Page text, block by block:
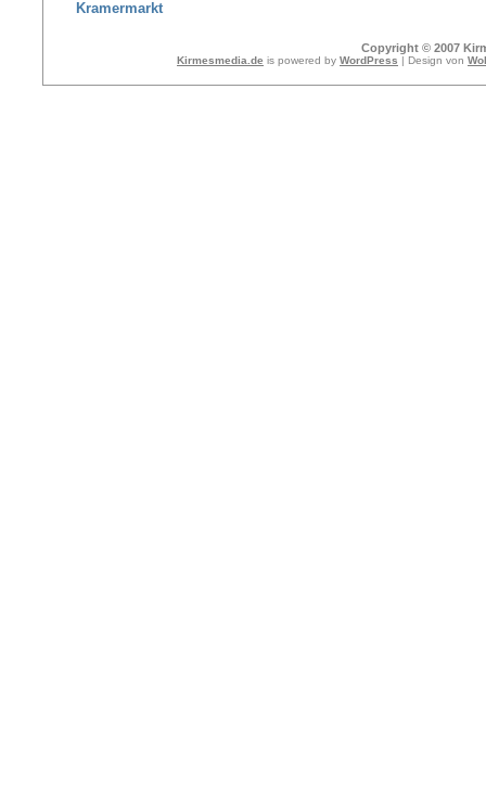
Kramermarkt
Copyright © 2007
Kirmesmedia.de is powered by WordPress | Design von